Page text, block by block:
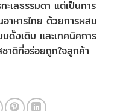
ะเลธรรมดา แต่เป็นการ
าหารไทย ด้วยการผสม
ดั้งเดิม และเทคนิคการ
าติที่อร่อยถูกใจลูกค้า